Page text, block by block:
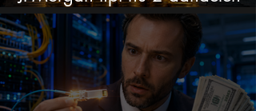
voor augustus